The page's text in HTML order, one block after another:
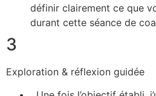
définir clairement ce que
durant cette séance de
3
Exploration & réflexion guidée